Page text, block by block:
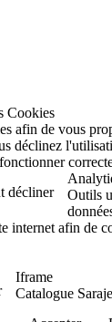
Cookies
afin de vous
déclinez
décliner
Outils
internet afin de
Iframe
Catalogue